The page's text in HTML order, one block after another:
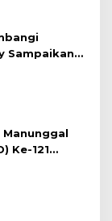
Sampaikan
&
Manunggal
Ke-121
?